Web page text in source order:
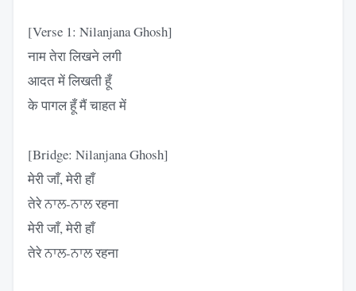
[Verse 1: Nilanjana Ghosh]
नाम तेरा लिखने लगी
आदत में लिखती हूँ
के पागल हूँ मैं चाहत में
[Bridge: Nilanjana Ghosh]
मेरी जाँ, मेरी हाँ
तेरे ਨਾਲ-ਨਾਲ रहना
मेरी जाँ, मेरी हाँ
तेरे ਨਾਲ-ਨਾਲ रहना